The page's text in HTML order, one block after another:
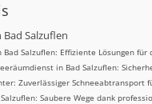
Salzuflen
Bad Salzuflen: Effiziente Lösungen
in Bad Salzuflen:
Zuverlässiger Schneeabtransport
Saubere Wege dank